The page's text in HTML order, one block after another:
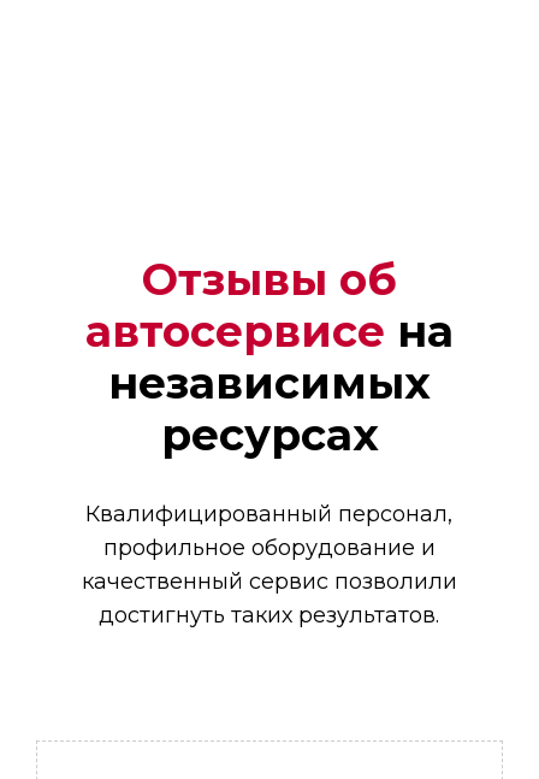
Денис
Мастер
Отзывы об
автосервисе на
независимых
ресурсах
Квалифицированный персонал,
профильное оборудование и
качественный сервис позволили
достигнуть таких результатов.